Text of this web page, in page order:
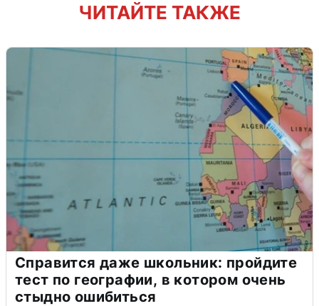
ЧИТАЙТЕ ТАКЖЕ
Справится даже школьник: пройдите
тест по географии, в котором очень
стыдно ошибиться